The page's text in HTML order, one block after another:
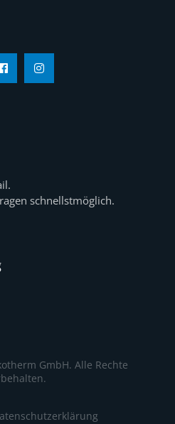
schnellstmöglich.
GmbH. Alle Rechte